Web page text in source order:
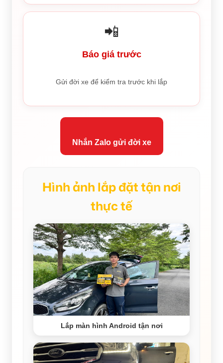
📲
Báo giá trước
Gửi đời xe để kiểm tra trước khi lắp
Nhắn Zalo gửi đời xe
Hình ảnh lắp đặt tận nơi
thực tế
Lắp màn hình Android tận nơi